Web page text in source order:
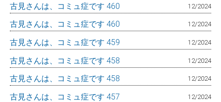
古見さんは、コミュ症です 460 12/2024
古見さんは、コミュ症です 460 12/2024
古見さんは、コミュ症です 459 12/2024
古見さんは、コミュ症です 458 12/2024
古見さんは、コミュ症です 458 12/2024
古見さんは、コミュ症です 457 12/2024